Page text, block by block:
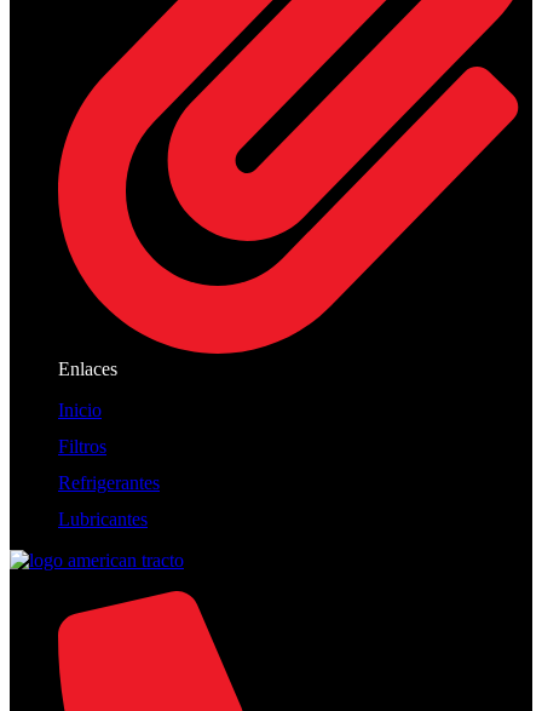
Enlaces
Inicio
Filtros
Refrigerantes
Lubricantes